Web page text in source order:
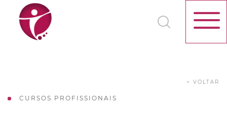
CURSOS PROFISSIONAIS
< VOLTAR